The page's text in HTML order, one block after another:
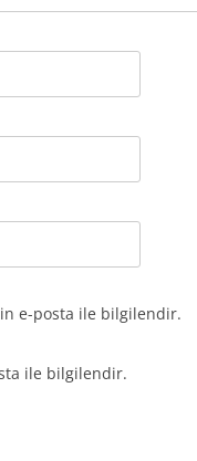
e-posta ile bilgilendir.
ile bilgilendir.